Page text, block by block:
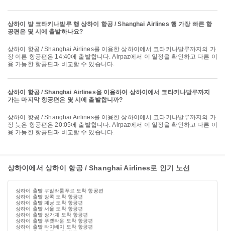
상하이 발 코타키나발루 행 상하이 항공 / Shanghai Airlines 행 가장 빠른 항
공편은 몇 시에 출발하나요?
상하이 항공 / Shanghai Airlines를 이용한 상하이에서 코타키나발루까지의 가
장 이른 항공편은 14:40에 출발합니다. Airpaz에서 이 일정을 확인하고 다른 이
용 가능한 항공편과 비교할 수 있습니다.
상하이 항공 / Shanghai Airlines을 이용하여 상하이에서 코타키나발루까지
가는 마지막 항공편은 몇 시에 출발합니까?
상하이 항공 / Shanghai Airlines를 이용한 상하이에서 코타키나발루까지의 가
장 늦은 항공편은 20:05에 출발합니다. Airpaz에서 이 일정을 확인하고 다른 이
용 가능한 항공편과 비교할 수 있습니다.
상하이에서 상하이 항공 / Shanghai Airlines로 인기 노선
상하이 출발 쿠알라룸푸르 도착 항공편
상하이 출발 방콕 도착 항공편
상하이 출발 페낭 도착 항공편
상하이 출발 서울 도착 항공편
상하이 출발 장가계 도착 항공편
상하이 출발 푸켓타운 도착 항공편
상하이 출발 타이베이 도착 항공편